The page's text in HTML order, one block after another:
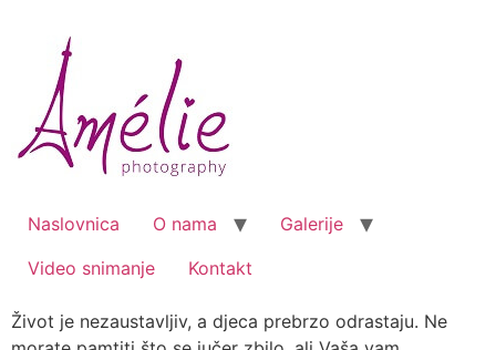
content
Naslovnica O nama
Galerije
Video snimanje
Kontakt
Život je nezaustavljiv, a djeca prebrzo odrastaju. Ne